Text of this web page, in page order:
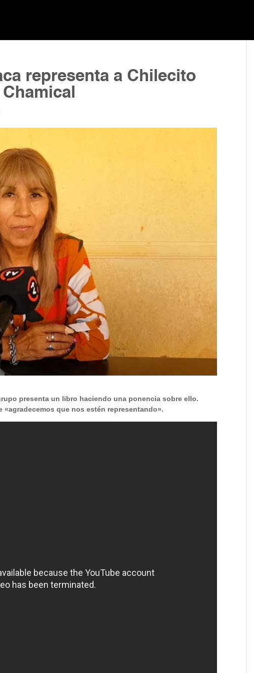
representa a Chilecito
presenta un libro haciendo una ponencia sobre ello.
que nos estén representando».